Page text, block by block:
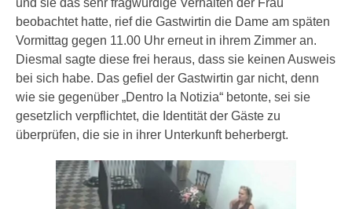
und sie das sehr fragwürdige Verhalten der Frau
beobachtet hatte, rief die Gastwirtin die Dame am späten
Vormittag gegen 11.00 Uhr erneut in ihrem Zimmer an.
Diesmal sagte diese frei heraus, dass sie keinen Ausweis
bei sich habe. Das gefiel der Gastwirtin gar nicht, denn
wie sie gegenüber „Dentro la Notizia“ betonte, sei sie
gesetzlich verpflichtet, die Identität der Gäste zu
überprüfen, die sie in ihrer Unterkunft beherbergt.